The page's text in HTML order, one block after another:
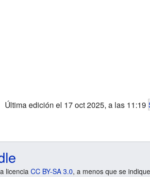
Última edición el 17 oct 2025, a las 11:19
licencia CC BY-SA 3.0, a menos que se